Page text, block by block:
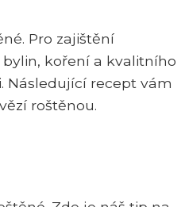
Pro zajištění
koření a kvalitního
Následující recept vám
roštěnou.